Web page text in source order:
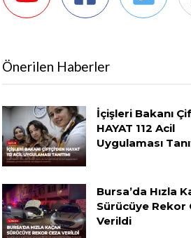
Önerilen Haberler
İçişleri Bakanı
HAYAT 112 Acil
Uygulaması
Bursa’da Hızla
Sürücüye Rekor
Verildi